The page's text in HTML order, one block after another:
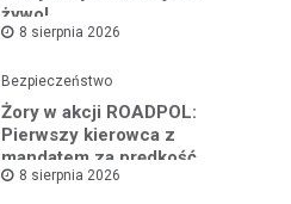
żywo!
8 sierpnia 2026
Bezpieczeństwo
Żory w akcji ROADPOL:
Pierwszy kierowca z
mandatem za prędkość
8 sierpnia 2026